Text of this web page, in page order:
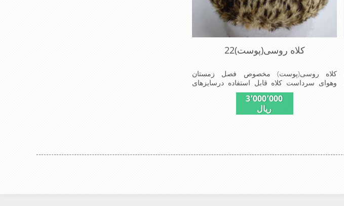
کلاه روسی(پوست)22
کلاه روسی(پوست) مخصوص فصل زمستان
وهوای سرداست کلاه قابل استفاده درسایزهای
58-59می باشد(فریسایز)وجنس این کلاه ازپوست
طبیی(خَز)تهیه شده است وآستری آن ازجنس
ساتن است این کلاه بسیارشیک وزیبا می
3٬000٬000
ریال